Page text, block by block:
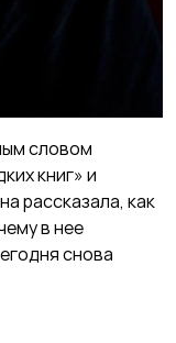
словом
книг» и
рассказала, как
в нее
снова